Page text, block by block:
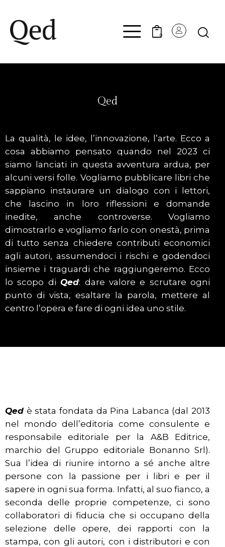
0
Qed
La qualità, le idee, l’innovazione, l’arte. Ecco a
cosa abbiamo pensato quando nel 2023 ci
siamo lanciati in questa avventura ardua, per
alcuni versi folle. Vogliamo pubblicare libri che
sappiano instaurare un dialogo con i lettori,
che lascino in loro riflessioni e domande
inedite, anche controverse. Vogliamo
dimostrarlo e vogliamo farlo con onestà, prima
di tutto senza chiedere contributi economici
agli autori, assumendoci i rischi e godendoci
insieme i traguardi che raggiungeremo. Ecco
lo scopo diQed: dare valore e scrutare ogni
punto di vista, esaltare la parola, mettere al
centro l’opera e fare di ogni idea uno stile.
Qed è stata fondata da Pina Labanca (dal 2013
nel mondo dell’editoria come consulente e
responsabile editoriale per la A&B Editrice,
marchio del Gruppo editoriale Bonanno Srl).
Sua l’idea di riunire intorno a sé anche altre
persone con la passione per i libri e per il
sapere in ogni sua forma. Infatti, al suo fianco, a
seconda delle proprie competenze, ci sono
collaboratori di fiducia che si occupano della
selezione delle opere, dei rapporti con la
stampa, con gli autori, con i distributori e con